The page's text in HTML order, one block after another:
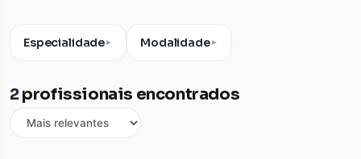
Especialidade▼ Modalidade▼
2profissionais encontrados